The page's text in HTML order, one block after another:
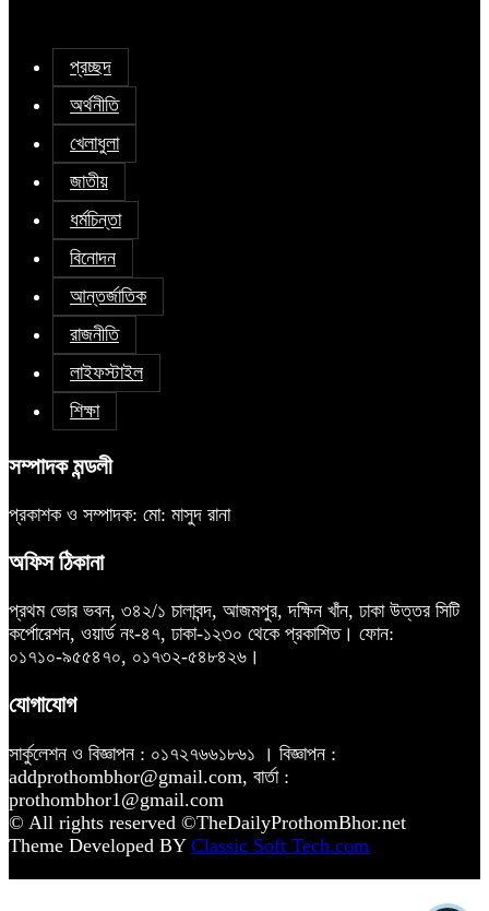
প্রচ্ছদ
অর্থনীতি
খেলাধুলা
জাতীয়
ধর্মচিন্তা
বিনোদন
আন্তর্জাতিক
রাজনীতি
লাইফস্টাইল
শিক্ষা
সম্পাদক মন্ডলী
প্রকাশক ও সম্পাদক: মো: মাসুদ রানা
অফিস ঠিকানা
প্রথম ভোর ভবন, ৩৪২/১ চালাবন্দ, আজমপুর, দক্ষিন খাঁন, ঢাকা উত্তর সিটি
কর্পোরেশন, ওয়ার্ড নং-৪৭, ঢাকা-১২৩০ থেকে প্রকাশিত। ফোন:
০১৭১০-৯৫৫৪৭০, ০১৭৩২-৫৪৮৪২৬।
যোগাযোগ
সার্কুলেশন ও বিজ্ঞাপন : ০১৭২৭৬৬১৮৬১ । বিজ্ঞাপন :
addprothombhor@gmail.com, বার্তা :
prothombhor1@gmail.com
© All rights reserved ©TheDailyProthomBhor.net
Theme Developed BY Classic Soft Tech.com